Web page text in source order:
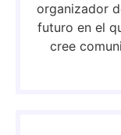
organizador
futuro en el
cree